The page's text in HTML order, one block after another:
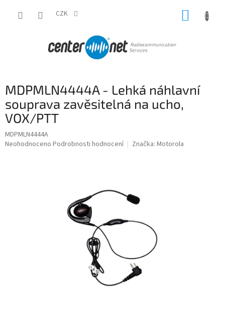
CZK
MDPMLN4444A - Lehká náhlavní
souprava zavěsitelná na ucho,
VOX/PTT
MDPMLN4444A
Průměrné
Neohodnoceno Podrobnosti hodnocení Značka: Motorola